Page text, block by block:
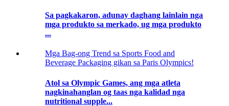
Sa pagkakaron, adunay daghang lainlain nga
mga produkto sa merkado, ug mga produkto
...
Mga Bag-ong Trend sa Sports Food and
Beverage Packaging gikan sa Paris Olympics!
Atol sa Olympic Games, ang mga atleta
nagkinahanglan og taas nga kalidad nga
nutritional supple...